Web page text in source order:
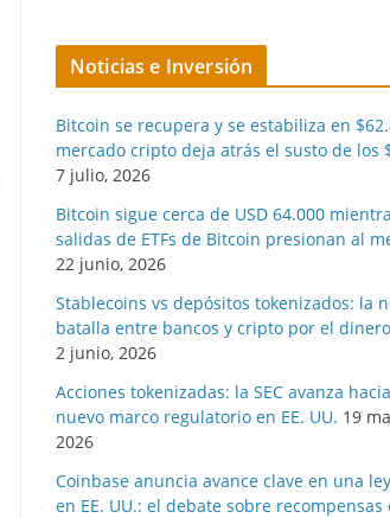
Noticias e Inversión
Bitcoin se recupera y se estabiliza en
mercado cripto deja atrás el susto de los
7 julio, 2026
Bitcoin sigue cerca de USD 64.000
salidas de ETFs de Bitcoin presionan al
22 junio, 2026
Stablecoins vs depósitos tokenizados: la
batalla entre bancos y cripto por el
2 junio, 2026
Acciones tokenizadas: la SEC avanza
nuevo marco regulatorio en EE. UU. 19
2026
Coinbase anuncia avance clave en una
en EE. UU.: el debate sobre recompensas